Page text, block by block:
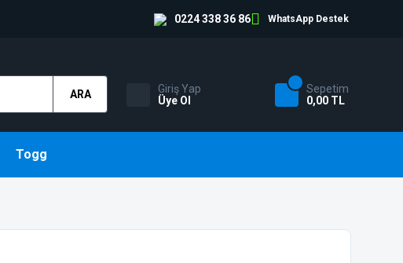
0224 338 36 86 WhatsApp Destek
ARA
Giriş Yap
Üye Ol
Sepetim
0,00 TL
Togg